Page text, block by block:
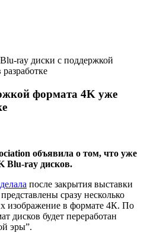
Blu-ray диски с поддержкой
формата 4K уже
объявила о том, что уже
Blu-ray дисков.
после закрытия выставки
сразу несколько
изображение в формате 4К. По
дисков будет переработан
эры”.